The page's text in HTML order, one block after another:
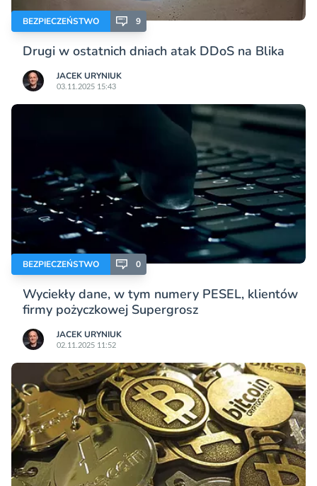
BEZPIECZEŃSTWO 9
Drugi w ostatnich dniach atak DDoS na Blika
JACEK URYNIUK
03.11.2025 15:43
BEZPIECZEŃSTWO 0
Wyciekły dane, w tym numery PESEL, klientów
firmy pożyczkowej Supergrosz
JACEK URYNIUK
02.11.2025 11:52